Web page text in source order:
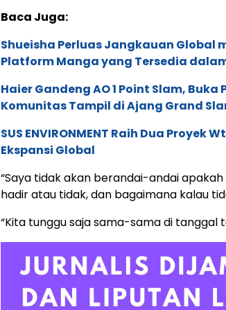
Baca Juga:
Shueisha Perluas Jangkauan Global
Platform Manga yang Tersedia
Haier Gandeng AO 1 Point Slam,
Komunitas Tampil di Ajang Grand
SUS ENVIRONMENT Raih Dua Proyek
Ekspansi Global
“Saya tidak akan berandai-andai
hadir atau tidak, dan bagaimana kalau
“Kita tunggu saja sama-sama di tanggal